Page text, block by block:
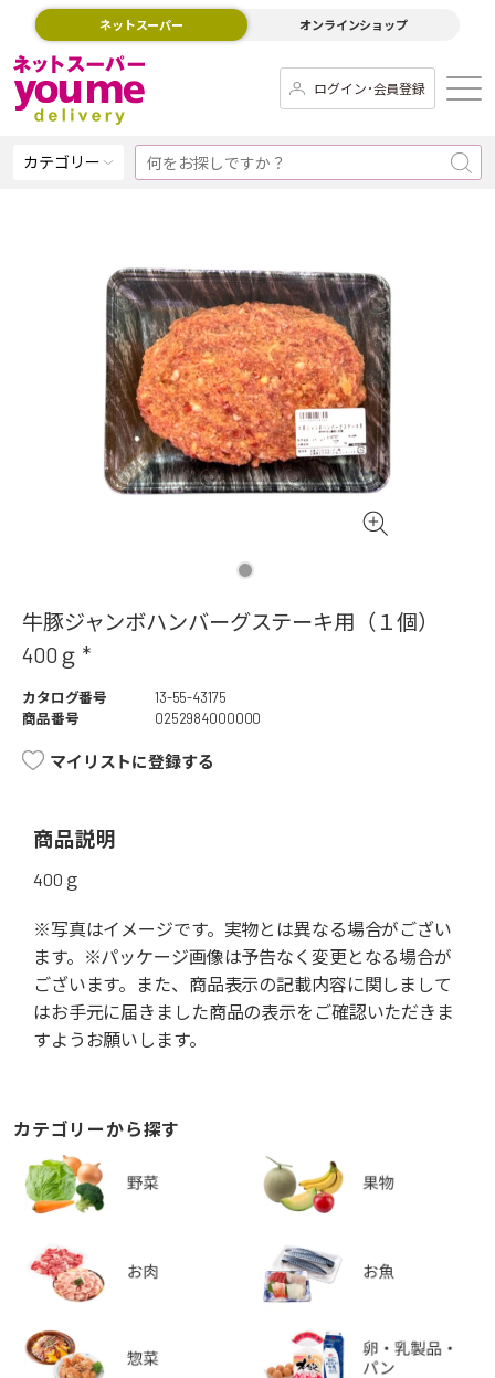
ネットスーパー オンラインショップ
ログイン･会員登録
カテゴリー
牛豚ジャンボハンバーグステーキ用（１個）
400ｇ *
カタログ番号
13-55-43175
商品番号
0252984000000
マイリストに登録する
商品説明
400ｇ
※写真はイメージです。実物とは異なる場合がござい
ます。※パッケージ画像は予告なく変更となる場合が
ございます。また、商品表示の記載内容に関しまして
はお手元に届きました商品の表示をご確認いただきま
すようお願いします。
カテゴリーから探す